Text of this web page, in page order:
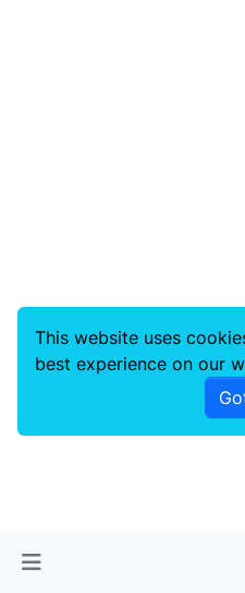
This website uses
best experience on our